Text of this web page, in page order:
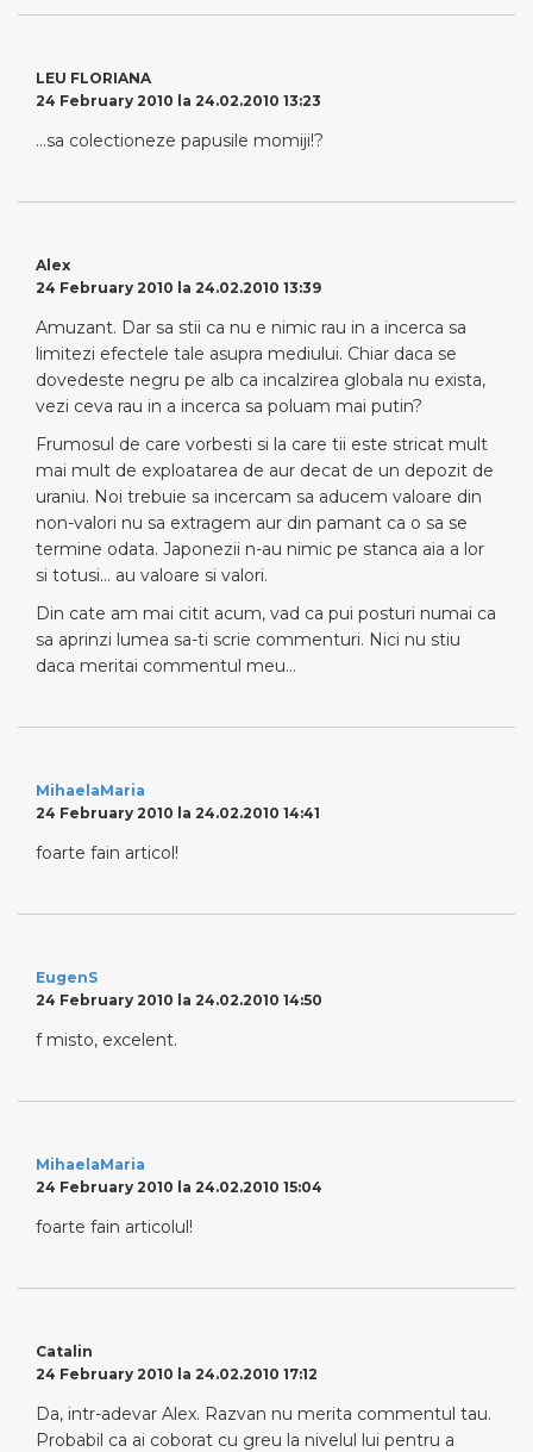
LEU FLORIANA
24 February 2010 la 24.02.2010 13:23
…sa colectioneze papusile momiji!?
Alex
24 February 2010 la 24.02.2010 13:39
Amuzant. Dar sa stii ca nu e nimic rau in a incerca sa
limitezi efectele tale asupra mediului. Chiar daca se
dovedeste negru pe alb ca incalzirea globala nu exista,
vezi ceva rau in a incerca sa poluam mai putin?
Frumosul de care vorbesti si la care tii este stricat mult
mai mult de exploatarea de aur decat de un depozit de
uraniu. Noi trebuie sa incercam sa aducem valoare din
non-valori nu sa extragem aur din pamant ca o sa se
termine odata. Japonezii n-au nimic pe stanca aia a lor
si totusi… au valoare si valori.
Din cate am mai citit acum, vad ca pui posturi numai ca
sa aprinzi lumea sa-ti scrie commenturi. Nici nu stiu
daca meritai commentul meu…
MihaelaMaria
24 February 2010 la 24.02.2010 14:41
foarte fain articol!
EugenS
24 February 2010 la 24.02.2010 14:50
f misto, excelent.
MihaelaMaria
24 February 2010 la 24.02.2010 15:04
foarte fain articolul!
Catalin
24 February 2010 la 24.02.2010 17:12
Da, intr-adevar Alex. Razvan nu merita commentul tau.
Probabil ca ai coborat cu greu la nivelul lui pentru a